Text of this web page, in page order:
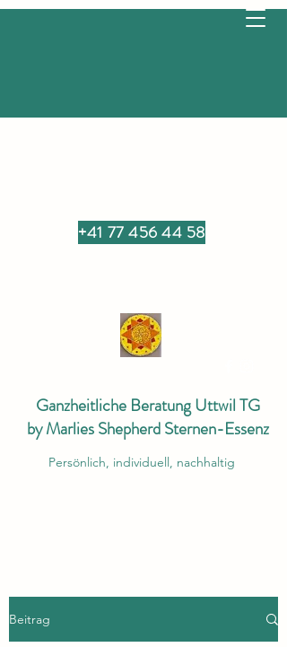
Ganzheitliche Beratung Uttwil TG
by Marlies Shepherd Sternen-Essenz
Persönlich, individuell, nachhaltig
+41 77 456 44 58
Beitrag